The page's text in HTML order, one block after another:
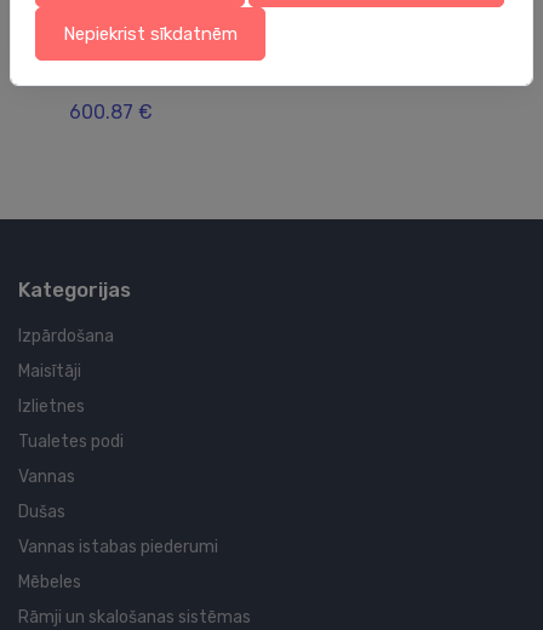
Sēžas vārstu piedziņas
AME 10 motors spiediena balan. vārstiem, 24 V,
600.87 €
Kategorijas
Izpārdošana
Maisītāji
Izlietnes
Tualetes podi
Vannas
Dušas
Vannas istabas piederumi
Mēbeles
Rāmji un skalošanas sistēmas
Nepiekrist sīkdatnēm